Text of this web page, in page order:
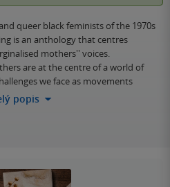
queer black feminists of the 1970s
is an anthology that centres
mothers'' voices.
are at the centre of a world of
we face as movements
popis